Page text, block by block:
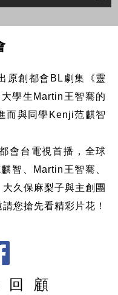
原創都會BL劇集《靈
學生Martin王智騫的
而與同學Kenji范麒智
會台電視首播，全球
智、Martin王智騫、
久保麻梨子與主創團
您搶先看精彩片花！
回 顧